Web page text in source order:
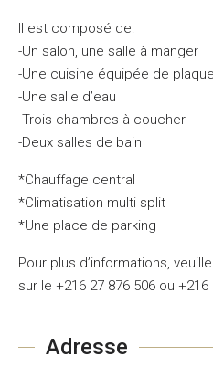
Il est composé de:
-Un salon, une salle à manger
-Une cuisine équipée de
-Une salle d’eau
-Trois chambres à coucher
-Deux salles de bain
*Chauffage central
*Climatisation multi split
*Une place de parking
Pour plus d’informations,
sur le +216 27 876 506 ou +216
Adresse